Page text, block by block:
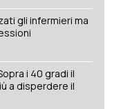
gli infermieri ma
i 40 gradi il
a disperdere il